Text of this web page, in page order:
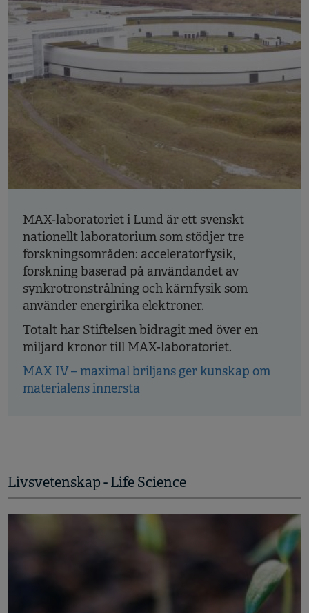
MAX-laboratoriet i Lund är ett svenskt
nationellt laboratorium som stödjer tre
forskningsområden: acceleratorfysik,
forskning baserad på användandet av
synkrotronstrålning och kärnfysik som
använder energirika elektroner.
Totalt har Stiftelsen bidragit med över en
miljard kronor till MAX-laboratoriet.
MAX IV – maximal briljans ger kunskap om
materialens innersta
Livsvetenskap - Life Science